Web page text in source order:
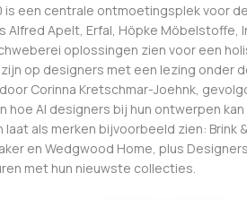
is een centrale ontmoetingsplek voor
Alfred Apelt, Erfal, Höpke Möbelstoffe,
oplossingen zien voor een
op designers met een lezing onder
Corinna Kretschmar-Joehnk,
hoe AI designers bij hun ontwerpen
als merken bijvoorbeeld zien: Brink
en Wedgwood Home, plus
met hun nieuwste collecties.